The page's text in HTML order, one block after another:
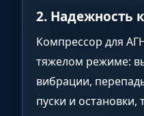
2. Надежность
Компрессор для
тяжелом режиме:
вибрации,
пуски и остановки,